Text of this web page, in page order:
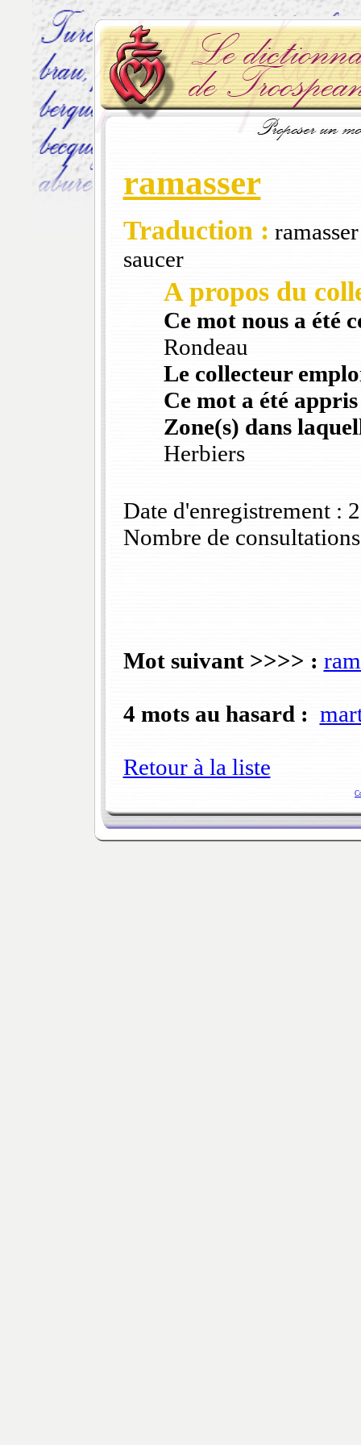
ramasser
Traduction :
saucer
A propos du
Ce mot nous a été
Rondeau
Le collecteur
Ce mot a été
Zone(s) dans
Herbiers
Date d'enregistrement :
Nombre de
Mot suivant >>>> :
4 mots au hasard :
Retour à la liste